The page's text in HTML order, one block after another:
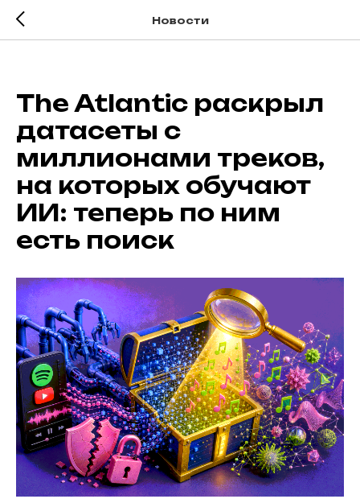
Новости
The Atlantic раскрыл
датасеты с
миллионами треков,
на которых обучают
ИИ: теперь по ним
есть поиск